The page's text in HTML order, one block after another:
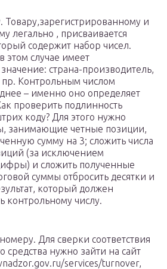
Товару,зарегистрированному и
легально , присваивается
содержит набор чисел.
этом случае имеет
страна-производитель,
пр. Контрольным числом
– именно оно определяет
проверить подлинность
коду? Для этого нужно
занимающие четные позиции,
сумму на 3; сложить числа
(за исключением
и сложить полученные
суммы отбросить десятки и
который должен
контрольному числу.
Для сверки соответствия
средства нужно зайти на сайт
services/turnover,